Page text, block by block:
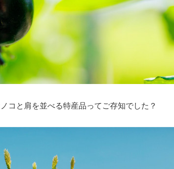
コと肩を並べる特産品ってご存知でした？